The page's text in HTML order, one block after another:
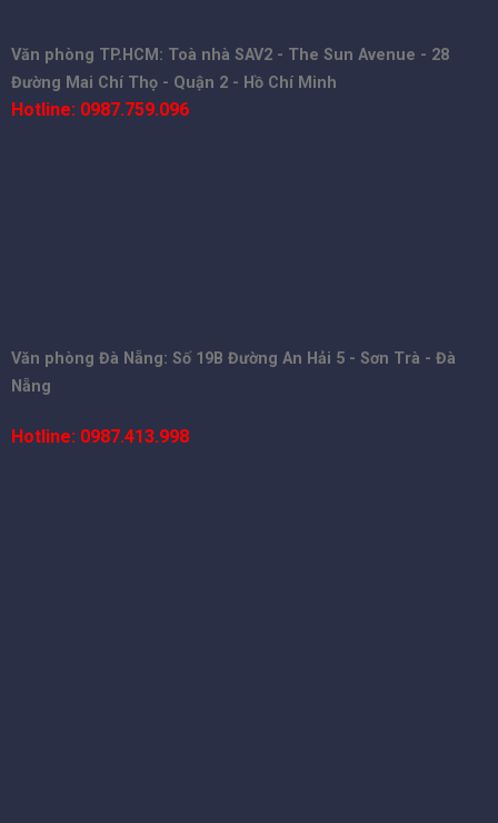
Văn phòng TP.HCM: Toà nhà SAV2 - The Sun Avenue - 28
Đường Mai Chí Thọ - Quận 2 - Hồ Chí Minh
Hotline: 0987.759.096
Văn phòng Đà Nẵng: Số 19B Đường An Hải 5 - Sơn Trà - Đà
Nẵng
Hotline: 0987.413.998